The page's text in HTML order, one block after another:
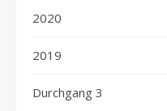
2020
2019
Durchgang 3